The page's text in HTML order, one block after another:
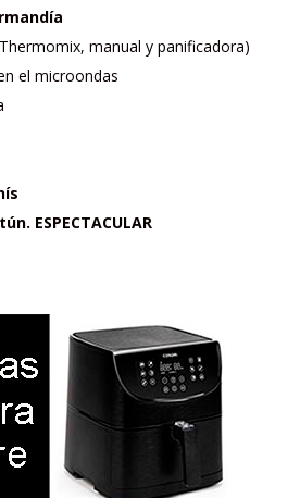
manual y panificadora)
el microondas
ESPECTACULAR